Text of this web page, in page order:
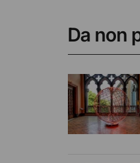
Da non